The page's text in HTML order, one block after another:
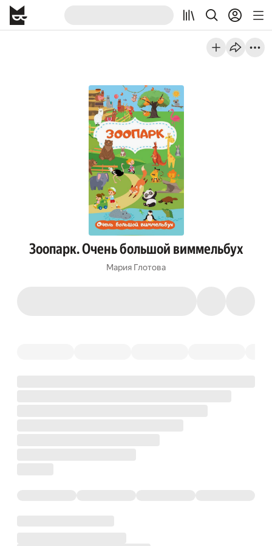
Зоопарк. Очень большой виммельбух
Мария Глотова